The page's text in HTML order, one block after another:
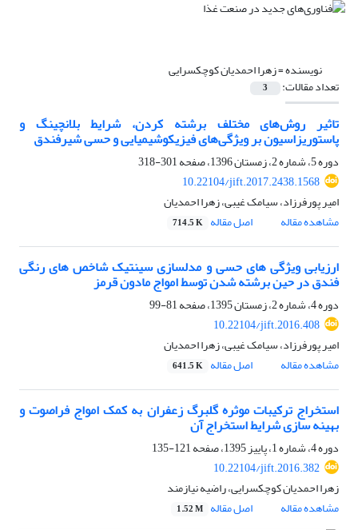
نویسنده =زهرا احمدیان کوچکسرایی
تعداد مقالات: 3
تاثیر روش‌های مختلف برشته کردن، شرایط بلانچینگ و
پاستوریزاسیون بر ویژگی‌های فیزیکوشیمیایی و حسی شیرفندق
دوره 5، شماره 2، زمستان 1396، صفحه
301-318
10.22104/jift.2017.2438.1568
امیر پورفرزاد، سیامک غیبی، زهرا احمدیان
مشاهده مقاله
اصل مقاله 714.5 K
ارزیابی ویژگی های حسی و مدلسازی سینتیک شاخص های رنگی
فندق در حین برشته شدن توسط امواج مادون قرمز
دوره 4، شماره 2، زمستان 1395، صفحه
81-99
10.22104/jift.2016.408
امیر پورفرزاد، سیامک غیبی، زهرا احمدیان
مشاهده مقاله
اصل مقاله 641.5 K
استخراج ترکیبات موثره گلبرگ زعفران به کمک امواج فراصوت و
بهینه سازی شرایط استخراج آن
دوره 4، شماره 1، پاییز 1395، صفحه
121-135
10.22104/jift.2016.382
زهرا احمدیان کوچکسرایی، راضیه نیازمند
مشاهده مقاله
اصل مقاله 1.52 M